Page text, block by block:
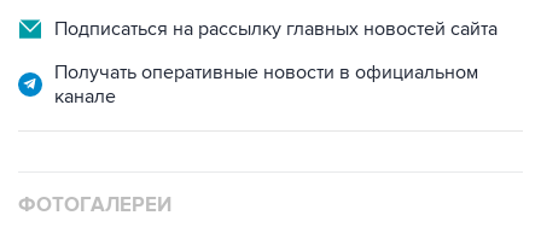
Подписаться на рассылку главных новостей сайта
Получать оперативные новости в официальном
канале
ФОТОГАЛЕРЕИ